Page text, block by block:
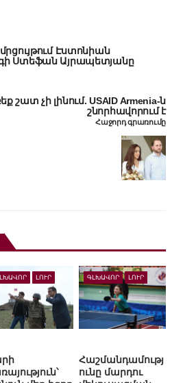
Էստոնիան
Ստեֆան Այրապետյանը
շատ չի լինում. USAID Armenia-ն
շնորհավորում է
Հաջորդ գրառումը
ԼՈՒՐ ԳԼԽԱՎՈՐ ԼՈՒՐ
Հաշմանդամությ
ունը մարդու